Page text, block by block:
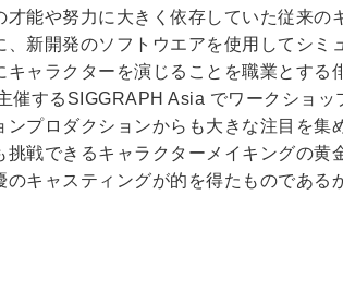
能や努力に大きく依存していた従来の
新開発のソフトウエアを使用してシミ
ャラクターを演じることを職業とする
催するSIGGRAPH Asia でワークショ
プロダクションからも大きな注目を集
戦できるキャラクターメイキングの黄
キャスティングが的を得たものである